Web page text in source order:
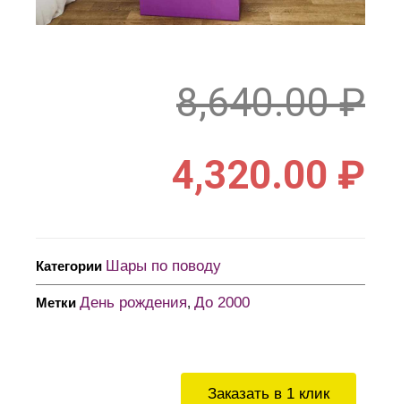
Заказать в 1 клик
8,640.00₽
4,320.00 ₽
Категории Шары по поводу
Метки День рождения, До 2000